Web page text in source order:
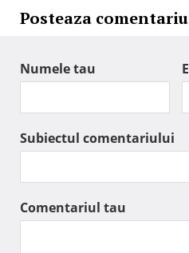
Posteaza comentariu
Numele tau
Subiectul comentariului
Comentariul tau